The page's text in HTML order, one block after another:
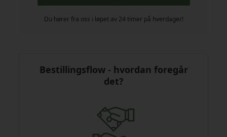
Du hører fra oss i løpet av 24 timer på hverdager!
Bestillingsflow - hvordan foregår
det?